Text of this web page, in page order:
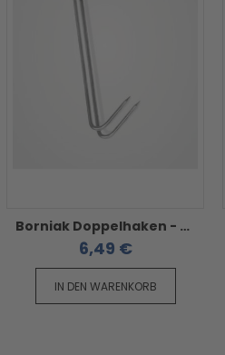
Borniak Doppelhaken - 5 Stück im Pack
6,49 €
IN DEN WARENKORB